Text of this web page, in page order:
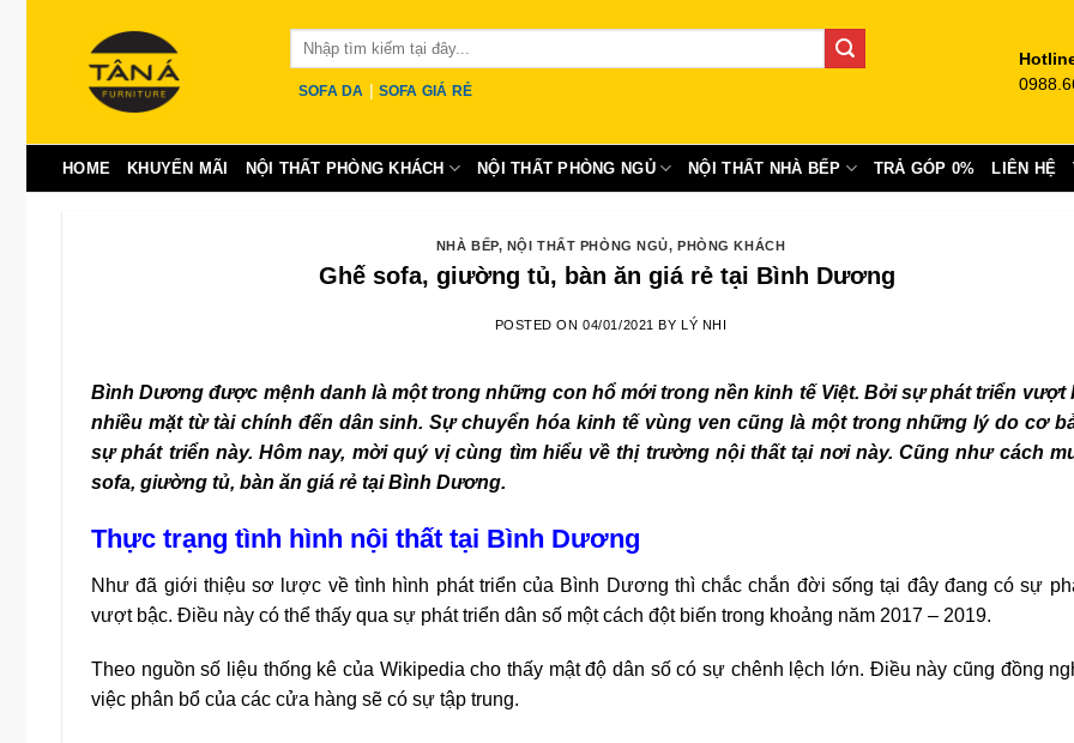
Tìm
kiếm:
SOFA DA
SOFA GIÁ RẺ
HOME KHUYẾN MÃI NỘI THẤT PHÒNG KHÁCH NỘI THẤT PHÒNG NGỦ NỘI THẤT NHÀ BẾP TRẢ GÓP 0% LIÊN HỆ
NHÀ BẾP, NỘI THẤT PHÒNG NGỦ,PHÒNG KHÁCH
Ghế sofa, giường tủ, bàn ăn giá rẻ tại Bình Dương
POSTED ON04/01/2021 BYLÝ NHI
Bình Dương được mệnh danh là một trong những con hổ mới trong nền kinh tế Việt. Bởi sự phát triển vượt
nhiều mặt từ tài chính đến dân sinh. Sự chuyển hóa kinh tế vùng ven cũng là một trong những lý do cơ
sự phát triển này. Hôm nay, mời quý vị cùng tìm hiểu về thị trường nội thất tại nơi này. Cũng như cách
sofa, giường tủ, bàn ăn giá rẻ tại Bình Dương.
Thực trạng tình hình nội thất tại Bình Dương
Như đã giới thiệu sơ lược về tình hình phát triển của Bình Dương thì chắc chắn đời sống tại đây đang có sự
vượt bậc. Điều này có thể thấy qua sự phát triển dân số một cách đột biến trong khoảng năm 2017 – 2019.
Theo nguồn số liệu thống kê của Wikipedia cho thấy mật độ dân số có sự chênh lệch lớn. Điều này cũng đồng
việc phân bổ của các cửa hàng sẽ có sự tập trung.